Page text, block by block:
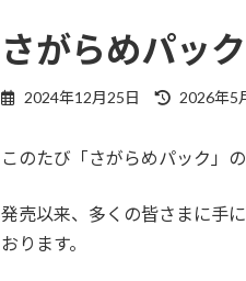
さがらめパッ
2024年12月25日
最
新
時
:
2026年5
このたび「さがらめパック」
発売以来、多くの皆さまに手
おります。